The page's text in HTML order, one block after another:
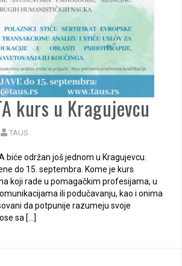
kurs u Kragujevcu
TAUS
biće održan još jednom u Kragujevcu.
do 15. septembra. Kome je kurs
koji rade u pomagačkim profesijama, u
ili podučavanju, kao i onima
da potpunije razumeju svoje
sa […]